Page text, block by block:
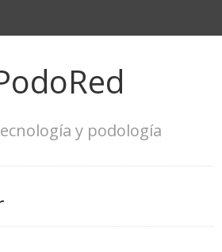
y podología